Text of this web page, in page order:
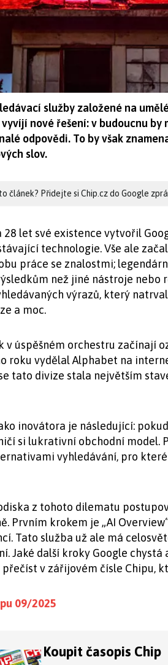
služby založené na
nové řešení: v budoucnu by
odpovědi. To by však
slov.
článek? Přidejte si Chip.cz do Google
28 let své existence vytvořil
technologie. Vše ale
práce se znalostmi;
než jiné nástroje nebo
výrazů, který
a moc.
v úspěšném orchestru začínají
roku vydělal Alphabet na
tato divize stala největším
inovátora je následující:
si lukrativní obchodní model.
vyhledávání, pro
z tohoto dilematu
Prvním krokem je „AI
Tato služba už ale má
Jaké další kroky Google
přečíst v zářijovém čísle Chipu,
09/2025
Koupit časopis Chip